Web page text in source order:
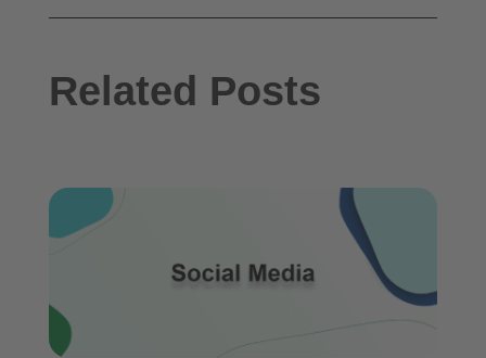
Related Posts